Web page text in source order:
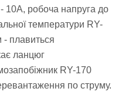
10А, робоча напруга до
температури RY-
- плавиться
ланцюг
RY-170
по струму.